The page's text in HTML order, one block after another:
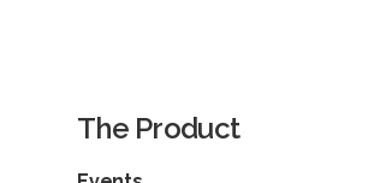
The Product